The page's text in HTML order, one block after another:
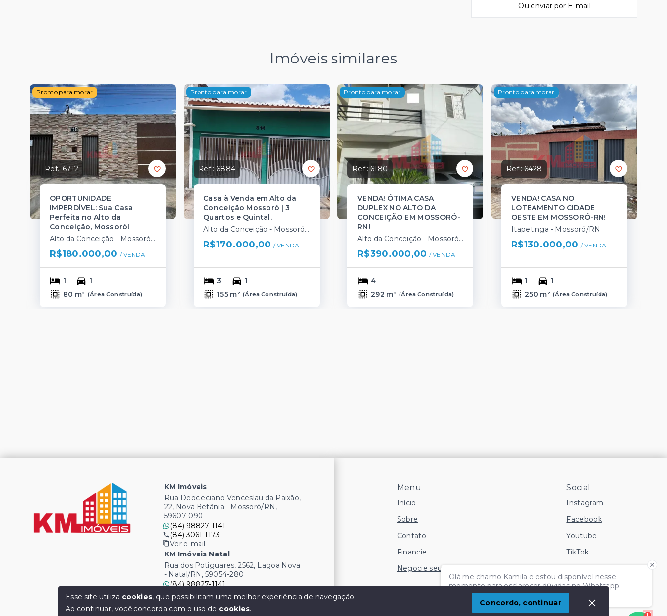
Ou enviar por E-mail
Imóveis similares
Pronto para morar
Ref.:6712
OPORTUNIDADE
IMPERDÍVEL: Sua Casa
Perfeita no Alto da
Conceição, Mossoró!
Alto da Conceição - Mossoró/RN
R$180.000,00 / VENDA
1
1
80 m² (Área Construída)
Pronto para morar
Ref.:6884
Casa à Venda em Alto da
Conceição Mossoró | 3
Quartos e Quintal.
Alto da Conceição - Mossoró/RN
R$170.000,00 / VENDA
3
1
155 m² (Área Construída)
Pronto para morar
Ref.:6180
VENDA! ÓTIMA CASA
DUPLEX NO ALTO DA
CONCEIÇÃO EM MOSSORÓ-
RN!
Alto da Conceição - Mossoró/RN
R$390.000,00 / VENDA
4
292 m² (Área Construída)
Pronto para morar
Ref.:6428
VENDA! CASA NO
LOTEAMENTO CIDADE
OESTE EM MOSSORÓ-RN!
Itapetinga - Mossoró/RN
R$130.000,00 / VENDA
1
1
250 m² (Área Construída)
Olá me chamo Kamila e estou disponível nesse
momento para esclarecer dúvidas no Whatsapp.
Independente do horário é só chamar!
Menu
Início
Sobre
Contato
Financie
Negocie seu Imóvel
Social
Instagram
Facebook
Youtube
TikTok
KM Imóveis
Rua Deocleciano Venceslau da Paixão,
22, Nova Betânia - Mossoró/RN,
59607-090
(84) 98827-1141
(84) 3061-1173
Ver e-mail
KM Imóveis Natal
Rua dos Potiguares, 2562, Lagoa Nova
- Natal/RN, 59054-280
(84) 98827-1141
(84) 3061-1173
Ver e-mail
Esse site utiliza cookies, que possibilitam uma melhor experiência de navegação.
Ao continuar, você concorda com o uso de cookies.
Concordo, continuar